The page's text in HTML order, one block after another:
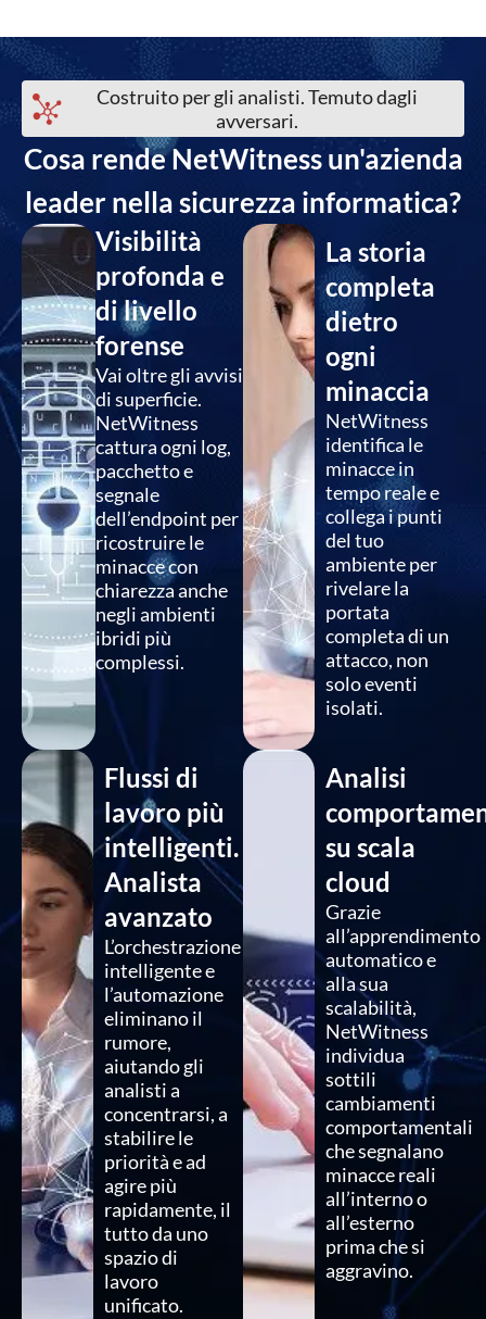
Costruito per gli analisti. Temuto dagli
avversari.
Cosa rende NetWitness un'azienda
leader nella sicurezza informatica?
Visibilità
profonda e
di livello
forense
Vai oltre gli avvisi
di superficie.
NetWitness
cattura ogni log,
pacchetto e
segnale
dell’endpoint per
ricostruire le
minacce con
chiarezza anche
negli ambienti
ibridi più
complessi.
La storia
completa
dietro
ogni
minaccia
NetWitness
identifica le
minacce in
tempo reale e
collega i punti
del tuo
ambiente per
rivelare la
portata
completa di un
attacco, non
solo eventi
isolati.
Flussi di
lavoro più
intelligenti.
Analista
avanzato
L’orchestrazione
intelligente e
l’automazione
eliminano il
rumore,
aiutando gli
analisti a
concentrarsi, a
stabilire le
priorità e ad
agire più
rapidamente, il
tutto da uno
spazio di
lavoro
unificato.
Analisi
su scala
cloud
Grazie
all’apprendimento
automatico e
alla sua
scalabilità,
NetWitness
individua
sottili
cambiamenti
comportamentali
che segnalano
minacce reali
all’interno o
all’esterno
prima che si
aggravino.